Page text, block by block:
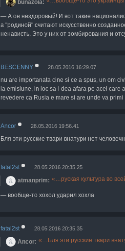
bunazoia
А он нездоровый! И вот такие
а "родиной" считают искусственно
ненависть. Это у них от зомбирования и
BESCENNY 28.05.2016 16:29.07
nu are importanata cine si ce a spus, un om
la emisiune, in loc sa-l dea afara pe acel care
revedere ca Rusia e mare si are unde va primi
Ancor 28.05.2016 19:56.41
Бля эти русские твари внатури нет
fatal2st 28.05.2016 20:35.25
atmanprim руская культура во
вообще-то хохол ударил хохла
fatal2st 28.05.2016 20:35.35
Ancor Бля эти русские твари